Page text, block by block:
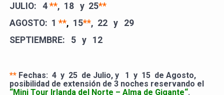
JULIO: 4 **, 18 y 25**
AGOSTO: 1 **, 15**, 22 y 29
SEPTIEMBRE: 5 y 12
**Fechas: 4 y 25 de Julio, y 1 y 15 de Agosto,
posibilidad de extensión de 3 noches reservando el
“Mini Tour Irlanda del Norte – Alma de Gigante“.